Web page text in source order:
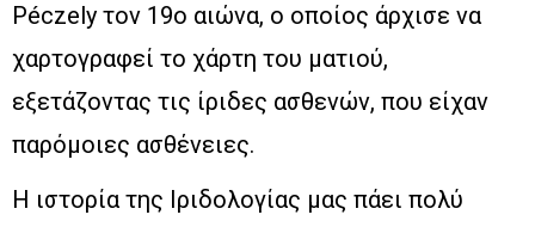
Péczely τον 19ο αιώνα, ο οποίος άρχισε να
χαρτογραφεί το χάρτη του ματιού,
εξετάζοντας τις ίριδες ασθενών, που είχαν
παρόμοιες ασθένειες.
Η ιστορία της Ιριδολογίας μας πάει πολύ